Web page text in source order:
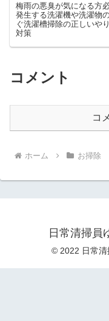
梅雨の悪臭が気になる方
発生する洗濯機や洗濯物
ぐ洗濯槽掃除の正しいや
対策
コメント
コ
ホーム お掃除
日常清掃員
© 2022 日常清